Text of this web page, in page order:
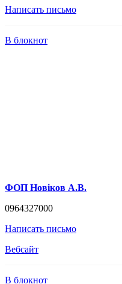
Написать письмо
В блокнот
ФОП Новіков А.В.
0964327000
Написать письмо
Вебсайт
В блокнот